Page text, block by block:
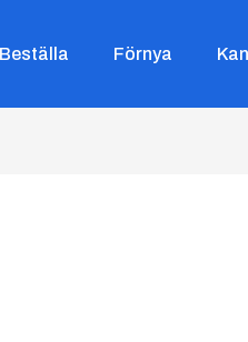
Beställa Förnya